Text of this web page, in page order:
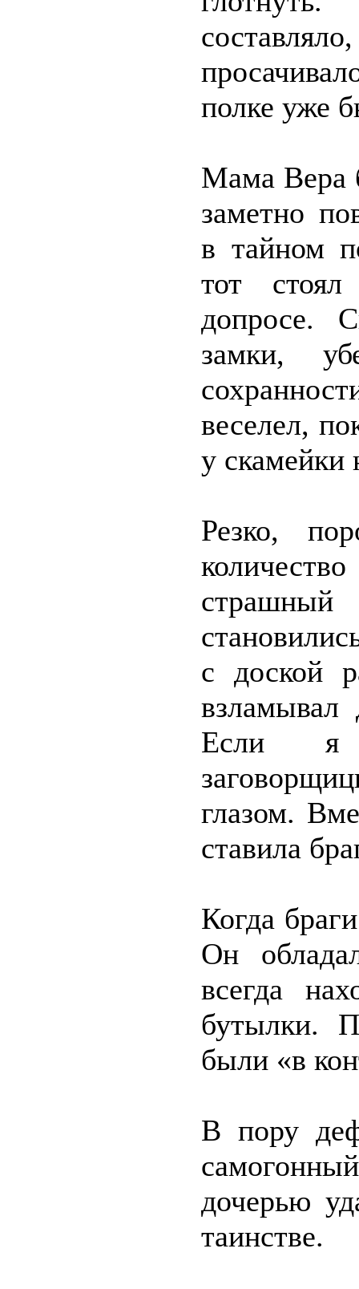
полке уже
Мама Вера
заметно
в тайном
тот
допросе.
замки,
веселел,
у скамейки
Резко,
страшный
с доской
Если я
глазом.
ставила
Когда
Он
всегда
бутылки.
были «в
В пору
дочерью
таинстве.